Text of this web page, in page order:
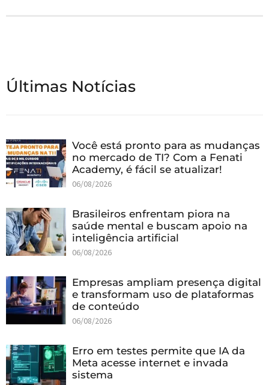
Últimas Notícias
Você está pronto para as mudanças
no mercado de TI? Com a Fenati
Academy, é fácil se atualizar!
06/08/2026
Brasileiros enfrentam piora na
saúde mental e buscam apoio na
inteligência artificial
06/08/2026
Empresas ampliam presença digital
e transformam uso de plataformas
de conteúdo
06/08/2026
Erro em testes permite que IA da
Meta acesse internet e invada
sistema